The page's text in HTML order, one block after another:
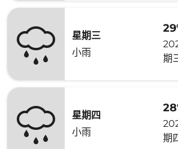
星期三
小雨
期
星期四
小雨
期